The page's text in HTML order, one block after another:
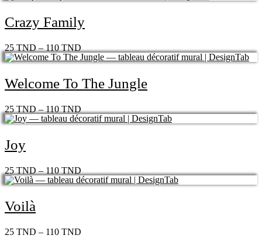
Crazy Family
25TND–110TND
Welcome To The Jungle
25TND–110TND
Joy
25TND–110TND
Voilà
25 TND – 110 TND